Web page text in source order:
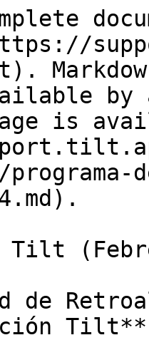
by
is
Tilt
de
Tilt**